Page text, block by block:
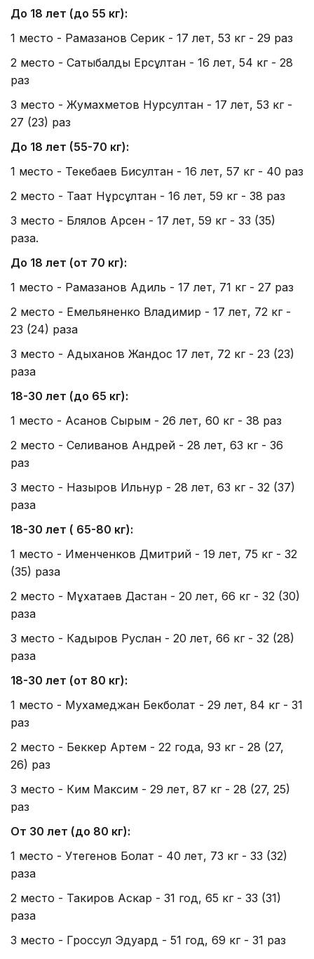
До 18 лет (до 55 кг):
1 место - Рамазанов Серик - 17 лет, 53 кг - 29 раз
2 место - Сатыбалды Ерсұлтан - 16 лет, 54 кг - 28
раз
3 место - Жумахметов Нурсултан - 17 лет, 53 кг -
27 (23) раз
До 18 лет (55-70 кг):
1 место - Текебаев Бисултан - 16 лет, 57 кг - 40 раз
2 место - Таңат Нұрсұлтан - 16 лет, 59 кг - 38 раз
3 место - Блялов Арсен - 17 лет, 59 кг - 33 (35)
раза.
До 18 лет (от 70 кг):
1 место - Рамазанов Адиль - 17 лет, 71 кг - 27 раз
2 место - Емельяненко Владимир - 17 лет, 72 кг -
23 (24) раза
3 место - Адыханов Жандос 17 лет, 72 кг - 23 (23)
раза
18-30 лет (до 65 кг):
1 место - Асанов Сырым - 26 лет, 60 кг - 38 раз
2 место - Селиванов Андрей - 28 лет, 63 кг - 36
раз
3 место - Назыров Ильнур - 28 лет, 63 кг - 32 (37)
раза
18-30 лет ( 65-80 кг):
1 место - Именченков Дмитрий - 19 лет, 75 кг - 32
(35) раза
2 место - Мұхатаев Дастан - 20 лет, 66 кг - 32 (30)
раза
3 место - Кадыров Руслан - 20 лет, 66 кг - 32 (28)
раза
18-30 лет (от 80 кг):
1 место - Мухамеджан Бекболат - 29 лет, 84 кг - 31
раз
2 место - Беккер Артем - 22 года, 93 кг - 28 (27,
26) раз
3 место - Ким Максим - 29 лет, 87 кг - 28 (27, 25)
раз
От 30 лет (до 80 кг):
1 место - Утегенов Болат - 40 лет, 73 кг - 33 (32)
раза
2 место - Такиров Аскар - 31 год, 65 кг - 33 (31)
раза
3 место - Гроссул Эдуард - 51 год, 69 кг - 31 раз